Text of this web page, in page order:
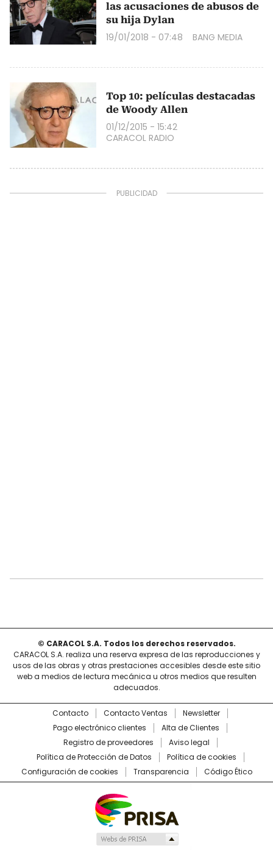
las acusaciones de abusos de
su hija Dylan
19/01/2018 - 07:48 BANG MEDIA
Top 10: películas destacadas
de Woody Allen
01/12/2015 - 15:42
CARACOL RADIO
© CARACOL S.A. Todos los derechos reservados.
CARACOL S.A. realiza una reserva expresa de las reproducciones y
usos de las obras y otras prestaciones accesibles desde este sitio
web a medios de lectura mecánica u otros medios que resulten
adecuados.
Contacto Contacto Ventas
Newsletter
Pago electrónico clientes
Alta de Clientes
Registro de proveedores
Aviso legal
Política de Protección de Datos
Política de cookies
Configuración de cookies
Transparencia Código Ético